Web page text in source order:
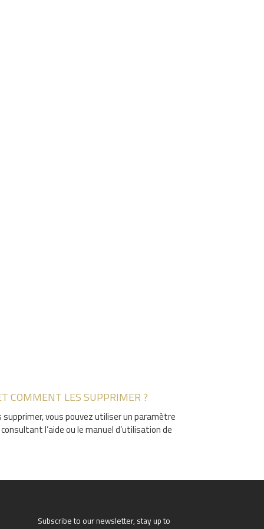
COMMENT LES SUPPRIMER ?
vous pouvez utiliser un paramètre
l’aide ou le manuel d’utilisation de
Subscribe to our newsletter, stay up to